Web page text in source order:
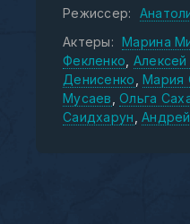
Режиссер:
Актеры:
Марина
Фекленко
Денисенко Мария
Мусаев
Ольга
Саидхарун